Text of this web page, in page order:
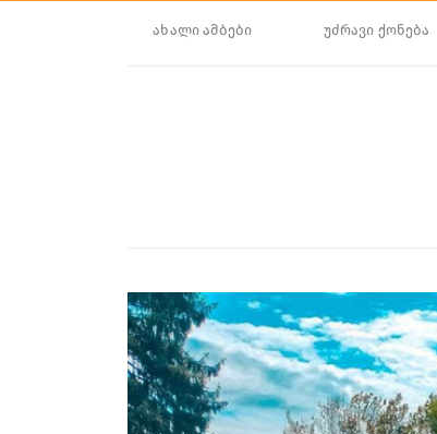
ახალი ამბები უძრავი ქონება